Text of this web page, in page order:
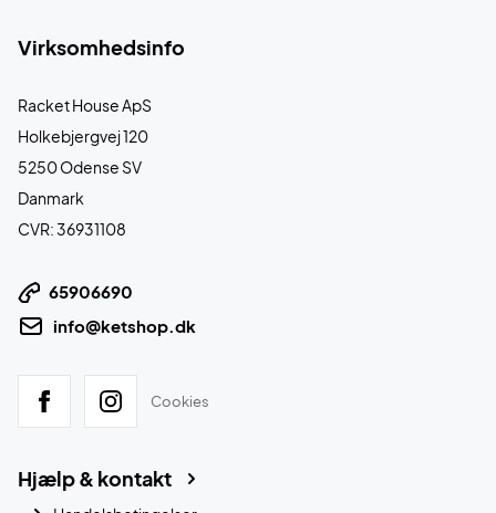
Virksomhedsinfo
Racket House ApS
Holkebjergvej 120
5250 Odense SV
Danmark
CVR: 36931108
65906690
info@ketshop.dk
Cookies
Hjælp & kontakt